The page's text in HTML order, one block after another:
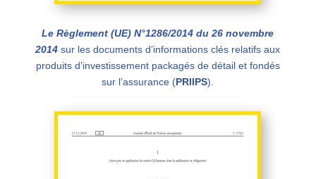
Le Règlement (UE) N°1286/2014 du 26 novembre
2014 sur les documents d’informations clés relatifs aux
produits d’investissement packagés de détail et fondés
sur l’assurance (PRIIPS)